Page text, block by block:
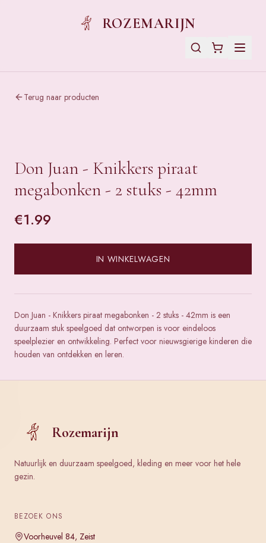
ROZEMARIJN
Terug naar producten
Don Juan - Knikkers piraat
megabonken - 2 stuks - 42mm
€1.99
IN WINKELWAGEN
Don Juan - Knikkers piraat megabonken - 2 stuks - 42mm is een
duurzaam stuk speelgoed dat ontworpen is voor eindeloos
speelplezier en ontwikkeling. Perfect voor nieuwsgierige kinderen die
houden van ontdekken en leren.
Rozemarijn
Natuurlijk en duurzaam speelgoed, kleding en meer voor het hele
gezin.
BEZOEK ONS
Voorheuvel 84, Zeist